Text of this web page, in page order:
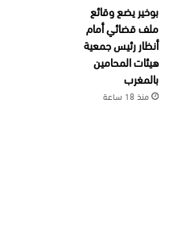
بوخير يضع وقائع
ملف قضائي أمام
أنظار رئيس جمعية
هيئات المحامين
بالمغرب
منذ 18 ساعة